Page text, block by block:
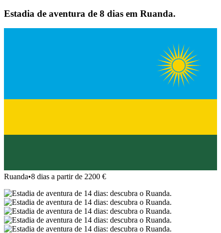
Estadia de aventura de 8 dias em Ruanda.
Ruanda•8 dias a partir de 2200 €